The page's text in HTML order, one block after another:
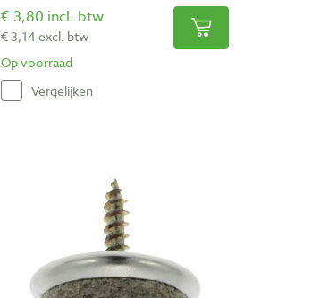
€ 3,80 incl. btw
€ 3,14 excl. btw
Op voorraad
Vergelijken